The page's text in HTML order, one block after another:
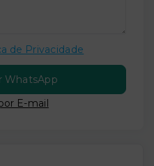
de Privacidade
WhatsApp
E-mail